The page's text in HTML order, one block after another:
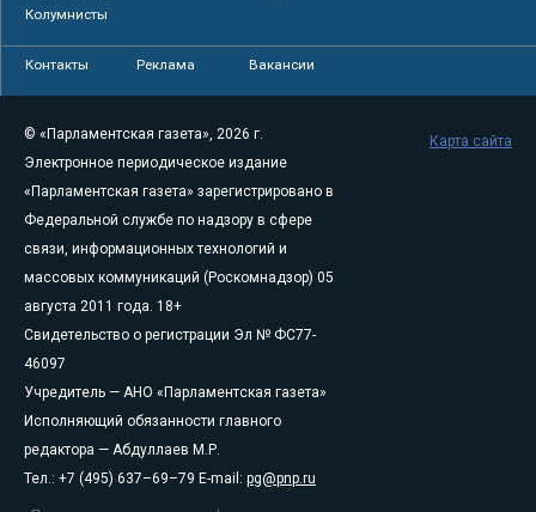
Колумнисты
Контакты Реклама Вакансии
© «Парламентская газета», 2026 г.
Электронное периодическое издание
«Парламентская газета» зарегистрировано в
Федеральной службе по надзору в сфере
связи, информационных технологий и
массовых коммуникаций (Роскомнадзор) 05
августа 2011 года. 18+
Свидетельство о регистрации Эл № ФС77-
46097
Учредитель — АНО «Парламентская газета»
Исполняющий обязанности главного
редактора — Абдуллаев М.Р.
Тел.: +7 (495) 637–69–79 E-mail: pg@pnp.ru
Карта сайта